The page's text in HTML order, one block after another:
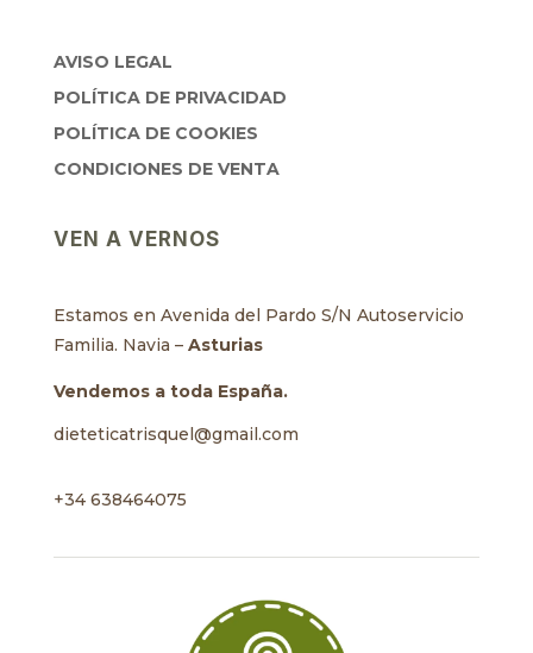
AVISO LEGAL
POLÍTICA DE PRIVACIDAD
POLÍTICA DE COOKIES
CONDICIONES DE VENTA
VEN A VERNOS
Estamos en Avenida del Pardo S/N Autoservicio
Familia. Navia – Asturias
Vendemos a toda España.
dieteticatrisquel@gmail.com
+34 638464075